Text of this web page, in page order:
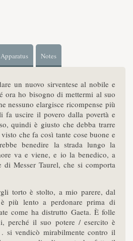
Apparatus Notes
un nuovo sirventese al nobile e
ora ho bisogno di mettermi al suo
nessuno elargisce ricompense più
fa uscire il povero dalla povertà e
quindi è giusto che debba trarre
che fa così tante cose buone e
benedire la strada lungo la
va e viene, e io la benedico, a
Messer Taurel, che si comporta
torto è stolto, a mio parere, dal
è più lento a perdonare prima di
come ha distrutto Gaeta. È folle
perché il suo potere / esercito è
si vendicò mirabilmente contro il